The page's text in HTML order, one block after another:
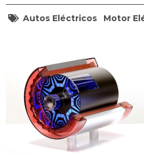
Autos Eléctricos Motor